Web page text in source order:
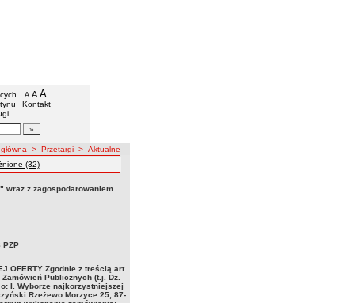
w Lubieniu Kujawskim
A pomniejsz czcionkę
A standardowy rozmiar czcionki
A
Kontakt
> Przetargi > Aktualne
(32)
wraz z zagospodarowaniem
PZP
OFERTY Zgodnie z treścią art.
Publicznych (t.j. Dz.
I. Wyborze najkorzystniejszej
Rzeżewo Morzyce 25, 87-